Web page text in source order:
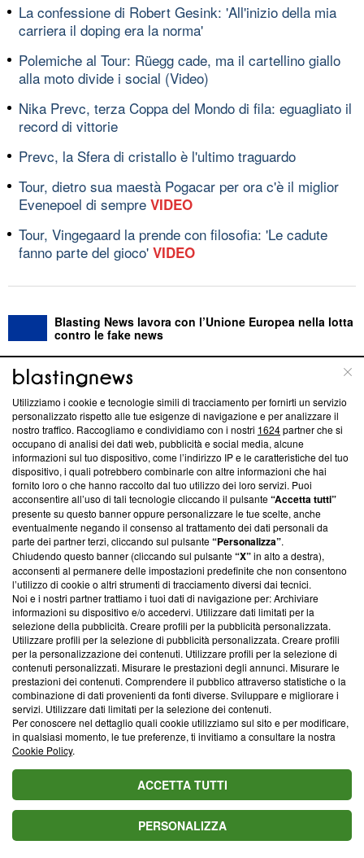
La confessione di Robert Gesink: 'All'inizio della mia
carriera il doping era la norma'
Polemiche al Tour: Rüegg cade, ma il cartellino giallo
alla moto divide i social (Video)
Nika Prevc, terza Coppa del Mondo di fila: eguagliato il
record di vittorie
Prevc, la Sfera di cristallo è l'ultimo traguardo
Tour, dietro sua maestà Pogacar per ora c'è il miglior
Evenepoel di sempre VIDEO
Tour, Vingegaard la prende con filosofia: 'Le cadute
fanno parte del gioco' VIDEO
Blasting News lavora con l’Unione Europea nella lotta
contro le fake news
ABOUT LINEA EDITORIALE
Questa sezione offre informazioni trasparenti su Blasting
News, sui nostri processi editoriali e su come ci impegniamo a
creare news di qualità. Inoltre, afferma la nostra aderenza a
‘Trust Project - News with Integrity’Blasting News non è
ancora membro del programma, ma ha richiesto di farne
parte; Trust Project non ha ancora effettuato una verifica di
conformità agli standard.
Su di noi
Team editoriale
Corporate
Redazione
Informativa Privacy
Cookie Policy
Blasting SA, IDI CHE-247.845.224, Via Carlo Frasca, 3 - 6900
Lugano (Svizzera) Tel:+39 0690258937
© 2026 Blasting News
Utilizziamo i cookie e tecnologie simili di tracciamento per fornirti un servizio
personalizzato rispetto alle tue esigenze di navigazione e per analizzare il
nostro traffico. Raccogliamo e condividiamo con i nostri 1624partner che si
occupano di analisi dei dati web, pubblicità e social media, alcune
informazioni sul tuo dispositivo, come l’indirizzo IP e le caratteristiche del tuo
dispositivo, i quali potrebbero combinarle con altre informazioni che hai
fornito loro o che hanno raccolto dal tuo utilizzo dei loro servizi. Puoi
acconsentire all’uso di tali tecnologie cliccando il pulsante“Accetta tutti”
presente su questo banner oppure personalizzare le tue scelte, anche
eventualmente negando il consenso al trattamento dei dati personali da
parte dei partner terzi, cliccando sul pulsante“Personalizza”.
Chiudendo questo banner (cliccando sul pulsante“X”in alto a destra),
acconsenti al permanere delle impostazioni predefinite che non consentono
l’utilizzo di cookie o altri strumenti di tracciamento diversi dai tecnici.
Noi e i nostri partner trattiamo i tuoi dati di navigazione per: Archiviare
informazioni su dispositivo e/o accedervi. Utilizzare dati limitati per la
selezione della pubblicità. Creare profili per la pubblicità personalizzata.
Utilizzare profili per la selezione di pubblicità personalizzata. Creare profili
per la personalizzazione dei contenuti. Utilizzare profili per la selezione di
contenuti personalizzati. Misurare le prestazioni degli annunci. Misurare le
prestazioni dei contenuti. Comprendere il pubblico attraverso statistiche o la
combinazione di dati provenienti da fonti diverse. Sviluppare e migliorare i
servizi. Utilizzare dati limitati per la selezione dei contenuti.
Per conoscere nel dettaglio quali cookie utilizziamo sul sito e per modificare,
in qualsiasi momento, le tue preferenze, ti invitiamo a consultare la nostra
Cookie Policy.
ACCETTA TUTTI
PERSONALIZZA